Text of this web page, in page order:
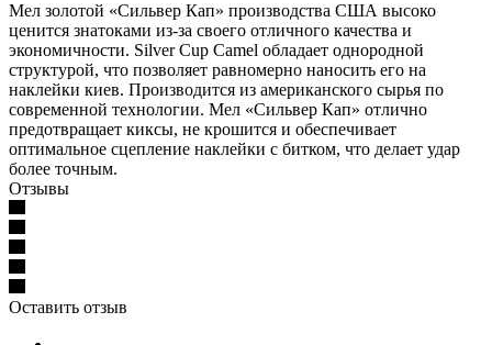
Мел золотой «Сильвер Кап» производства США высоко
ценится знатоками из-за своего отличного качества и
экономичности. Silver Cup Camel обладает однородной
структурой, что позволяет равномерно наносить его на
наклейки киев. Производится из американского сырья по
современной технологии. Мел «Сильвер Кап» отлично
предотвращает киксы, не крошится и обеспечивает
оптимальное сцепление наклейки с битком, что делает удар
более точным.
Отзывы
Оставить отзыв